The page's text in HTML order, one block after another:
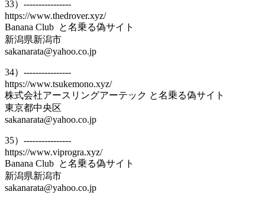
33）----------------
https://www.thedrover.xyz/
Banana Club と名乗る偽サイト
新潟県新潟市
sakanarata@yahoo.co.jp
34）----------------
https://www.tsukemono.xyz/
株式会社アースリングアーテック と名乗る偽サイト
東京都中央区
sakanarata@yahoo.co.jp
35）----------------
https://www.viprogra.xyz/
Banana Club と名乗る偽サイト
新潟県新潟市
sakanarata@yahoo.co.jp